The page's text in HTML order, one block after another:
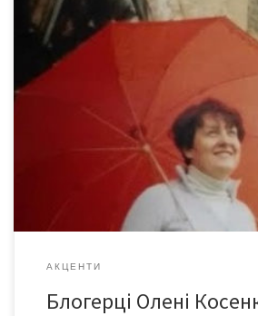
Коли татів транзистор почне «ловити»
радіостанції? Мій тато все життя
здоровим способом життя і
цьому радіоприймач, який він називає
татів старенький транзистор уже геть
чоловіком вирішили подарувати йому
Подарунок вислали у посилці. Коли
АКЦЕНТИ
Блогерці Олені